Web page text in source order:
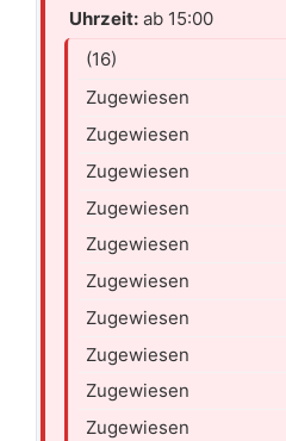
Uhrzeit: ab 15:00
(16)
Zugewiesen
Zugewiesen
Zugewiesen
Zugewiesen
Zugewiesen
Zugewiesen
Zugewiesen
Zugewiesen
Zugewiesen
Zugewiesen